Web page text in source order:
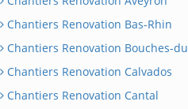
Chantiers Renovation Bas-Rhin
Chantiers Renovation Bouches-
Chantiers Renovation Calvados
Chantiers Renovation Cantal